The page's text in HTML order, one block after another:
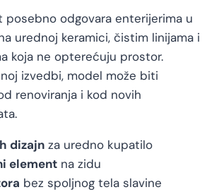
posebno odgovara enterijerima u
urednoj keramici, čistim linijama i
koja ne opterećuju prostor.
izvedbi, model može biti
renoviranja i kod novih
dizajn za uredno kupatilo
element na zidu
bez spoljnog tela slavine